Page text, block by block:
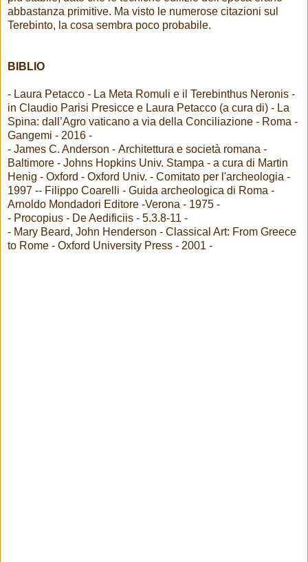
abbastanza primitive. Ma visto le numerose citazioni sul
Terebinto, la cosa sembra poco probabile.
BIBLIO
- Laura Petacco - La Meta Romuli e il Terebinthus Neronis -
in Claudio Parisi Presicce e Laura Petacco (a cura di) - La
Spina: dall’Agro vaticano a via della Conciliazione - Roma -
Gangemi - 2016 -
- James C. Anderson - Architettura e società romana -
Baltimore - Johns Hopkins Univ. Stampa - a cura di Martin
Henig - Oxford - Oxford Univ. - Comitato per l'archeologia -
1997 -- Filippo Coarelli - Guida archeologica di Roma -
Arnoldo Mondadori Editore -Verona - 1975 -
- Procopius - De Aedificiis - 5.3.8-11 -
- Mary Beard, John Henderson - Classical Art: From Greece
to Rome - Oxford University Press - 2001 -